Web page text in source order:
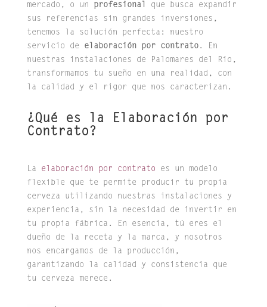
mercado, o un profesional
que busca expandir
sus referencias sin grandes inversiones,
tenemos la solución perfecta: nuestro
servicio de elaboración por contrato. En
nuestras instalaciones de Palomares del Río,
transformamos tu sueño en una realidad, con
la calidad y el rigor que nos caracterizan.
¿Qué es la Elaboración por
Contrato?
La elaboración por contrato es un modelo
flexible que te permite producir tu propia
cerveza utilizando nuestras instalaciones y
experiencia, sin la necesidad de invertir en
tu propia fábrica. En esencia, tú eres el
dueño de la receta y la marca, y nosotros
nos encargamos de la producción,
garantizando la calidad y consistencia que
tu cerveza merece.